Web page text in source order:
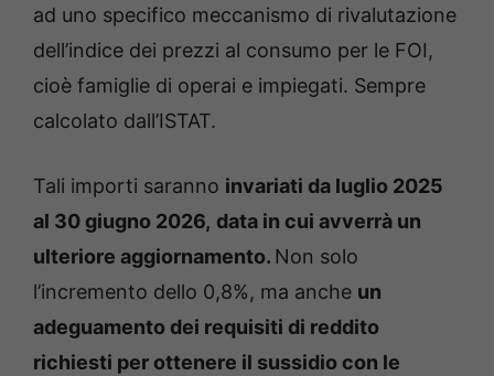
ad uno specifico meccanismo di rivalutazione
dell’indice dei prezzi al consumo per le FOI,
cioè famiglie di operai e impiegati. Sempre
calcolato dall’ISTAT.
Tali importi saranno invariati da luglio 2025
al 30 giugno 2026, data in cui avverrà un
ulteriore aggiornamento. Non solo
l’incremento dello 0,8%, ma anche un
adeguamento dei requisiti di reddito
richiesti per ottenere il sussidio con le